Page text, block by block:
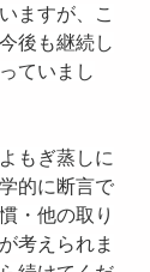
ますが、こ
後も継続し
ていまし
もぎ蒸しに
的に断言で
・他の取り
考えられま